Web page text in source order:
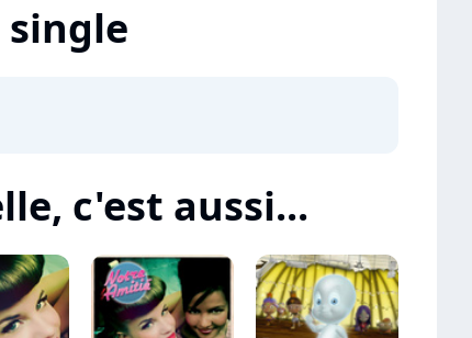
c'est aussi...